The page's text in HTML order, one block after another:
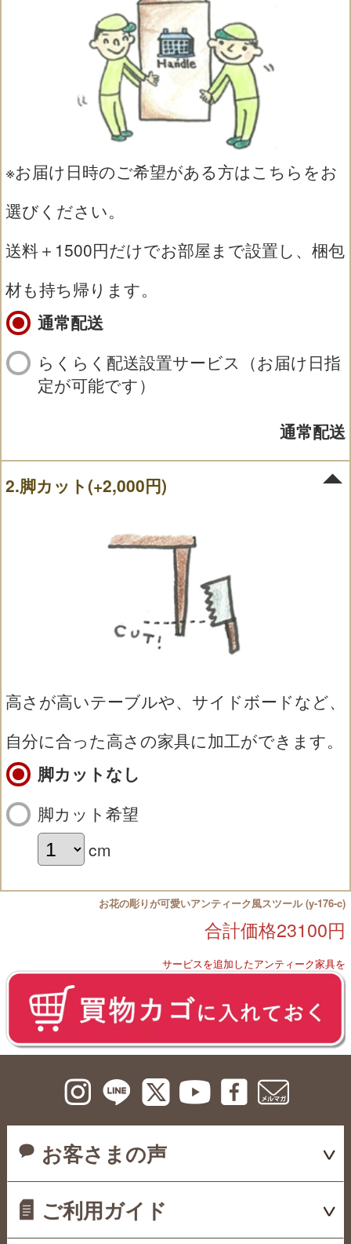
※お届け日時のご希望がある方はこちらをお
選びください。
送料＋1500円だけでお部屋まで設置し、梱包
材も持ち帰ります。
通常配送
らくらく配送設置サービス（お届け日指
定が可能です）
通常配送
2.脚カット(+2,000円)
高さが高いテーブルや、サイドボードなど、
自分に合った高さの家具に加工ができます。
脚カットなし
脚カット希望
cm
お花の彫りが可愛いアンティーク風スツール (y-176-c)
合計価格23100円
サービスを追加したアンティーク家具を
お客さまの声
ご利用ガイド